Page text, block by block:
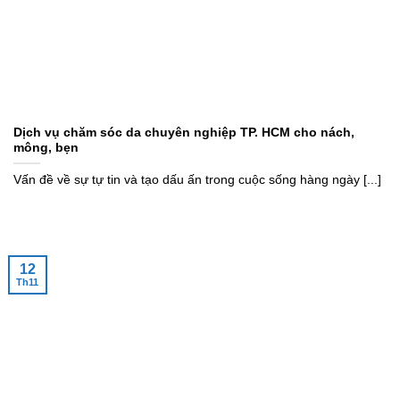
Dịch vụ chăm sóc da chuyên nghiệp TP. HCM cho nách,
mông, bẹn
Vấn đề về sự tự tin và tạo dấu ấn trong cuộc sống hàng ngày [...]
12
Th11